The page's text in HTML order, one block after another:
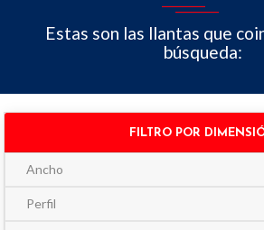
Estas son las llantas que
búsqueda:
FILTRO POR